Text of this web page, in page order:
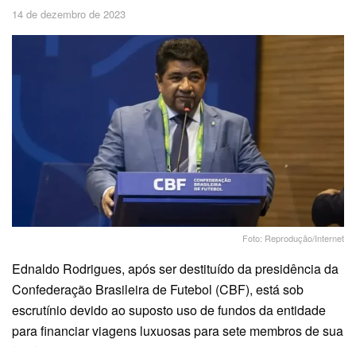
14 de dezembro de 2023
Foto: Reprodução/Internet
Ednaldo Rodrigues, após ser destituído da presidência da
Confederação Brasileira de Futebol (CBF), está sob
escrutínio devido ao suposto uso de fundos da entidade
para financiar viagens luxuosas para sete membros de sua